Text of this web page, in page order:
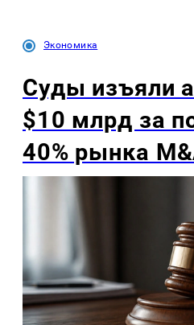
Экономика
Суды изъяли
$10 млрд за
40% рынка